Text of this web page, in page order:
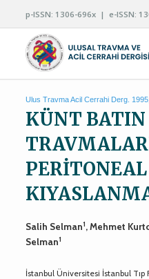
p-ISSN: 1306-696x | e-ISSN:
Ulus Travma Acil Cerrahi Derg.
KÜNT BATIN
Salih Selman1, Mehmet
Selman1
İstanbul Üniversitesi İstanbul Tıp